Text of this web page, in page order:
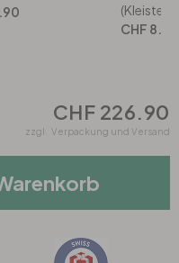
CHF 8.90
CHF 226.90
zzgl. Verpackung und Versand